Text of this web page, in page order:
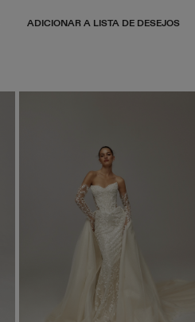
ADICIONAR A LISTA DE DESEJOS